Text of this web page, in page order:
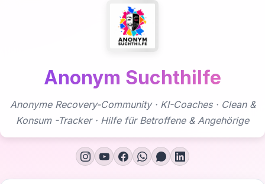
Anonym Suchthilfe
Anonyme Recovery-Community · KI-Coaches · Clean &
Konsum -Tracker · Hilfe für Betroffene & Angehörige